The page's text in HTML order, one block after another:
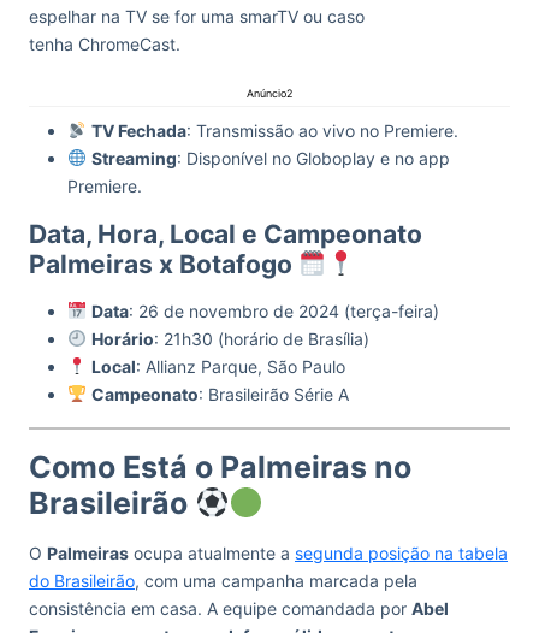
espelhar na TV se for uma smarTV ou caso
tenha ChromeCast.
Anúncio2
TV Fechada: Transmissão ao vivo no Premiere.
Streaming: Disponível no Globoplay e no app
Premiere.
Data, Hora, Local e Campeonato
Palmeiras x Botafogo
Data: 26 de novembro de 2024 (terça-feira)
Horário: 21h30 (horário de Brasília)
Local: Allianz Parque, São Paulo
Campeonato: Brasileirão Série A
Como Está o Palmeiras no
Brasileirão
O Palmeiras ocupa atualmente a segunda posição na tabela
do Brasileirão, com uma campanha marcada pela
consistência em casa. A equipe comandada por Abel